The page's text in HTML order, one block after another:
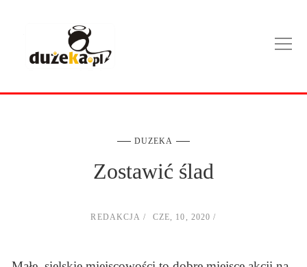
DUZEKA
Zostawić ślad
REDAKCJA CZE, 10, 2020